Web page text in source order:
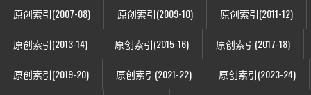
原创索引(2007-08) 原创索引(2009-10) 原创索引(2011-12)
原创索引(2013-14) 原创索引(2015-16) 原创索引(2017-18)
原创索引(2019-20) 原创索引(2021-22) 原创索引(2023-24)